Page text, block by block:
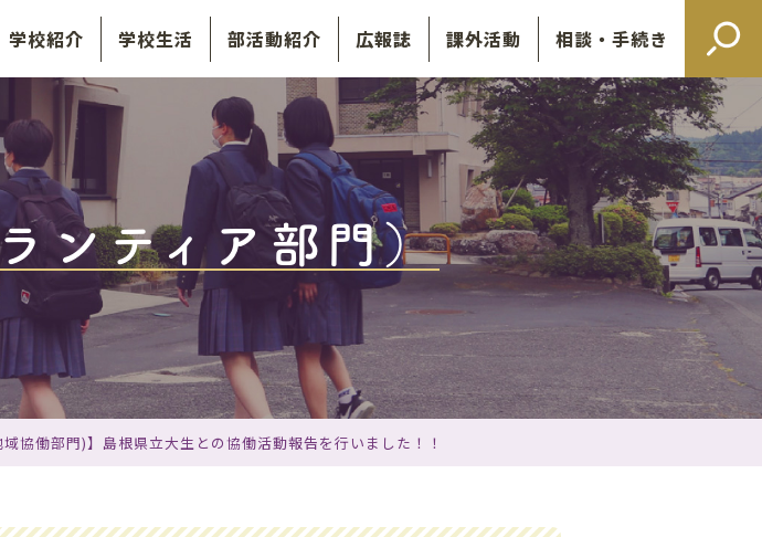
学校紹介
学校生活 部活動紹介 広報誌 課外活動 相談・手続き
ンティア部門）
域協働部門)】島根県立大生との協働活動報告を行いました！！